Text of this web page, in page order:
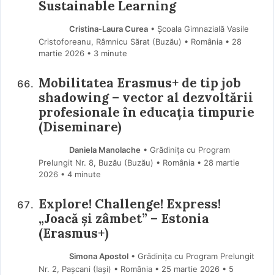
Sustainable Learning
Cristina-Laura Curea• Școala Gimnazială Vasile
Cristoforeanu, Râmnicu Sărat (Buzău) • România
28
martie 2026 • 3 minute
Mobilitatea Erasmus+ de tip job
shadowing – vector al dezvoltării
profesionale în educația timpurie
(Diseminare)
Daniela Manolache • Grădinița cu Program
Prelungit Nr. 8, Buzău (Buzău) • România
28 martie
2026 • 4 minute
Explore! Challenge! Express!
„Joacă și zâmbet” – Estonia
(Erasmus+)
Simona Apostol• Grădinița cu Program Prelungit
Nr. 2, Pașcani (Iaşi) • România
25 martie 2026 • 5